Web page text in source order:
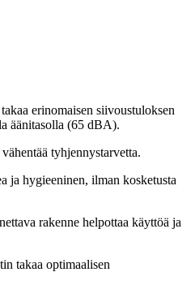
erinomaisen siivoustuloksen
äänitasolla (65 dBA).
tyhjennystarvetta.
ja hygieeninen, ilman kosketusta
rakenne helpottaa käyttöä ja
takaa optimaalisen